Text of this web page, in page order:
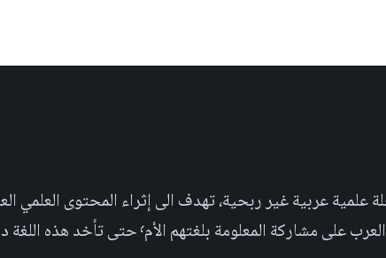
العرب على مشاركة المعلومة بلغتهم الأم٬ حتى تأخد هذه اللغة دوراً اكبر على صعيد العلوم التجريبية والإجتماعية.